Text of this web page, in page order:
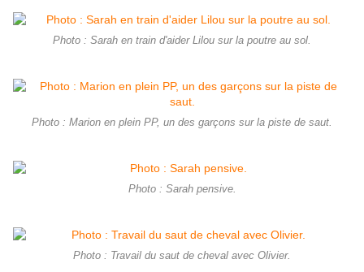
Photo : Sarah en train d'aider Lilou sur la poutre au sol.
Photo : Marion en plein PP, un des garçons sur la piste de saut.
Photo : Sarah pensive.
Photo : Travail du saut de cheval avec Olivier.